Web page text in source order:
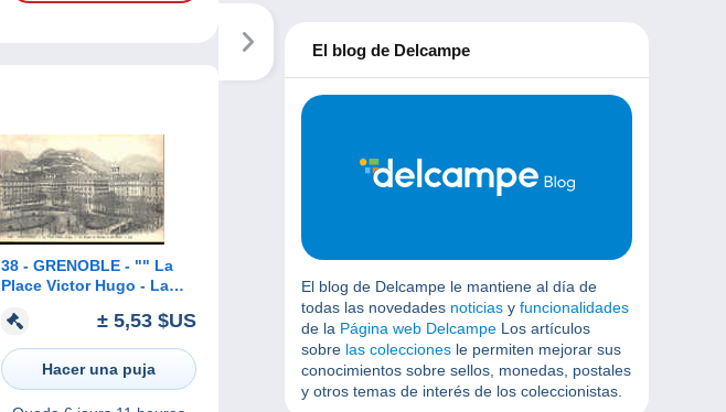
38 - GRENOBLE - "" La
Place Victor Hugo - La
Forts ""
± 5,53 $US
Hacer una puja
El blog de Delcampe
El blog de Delcampe le mantiene al día de
todas las novedades noticias y funcionalidades
de la Página web Delcampe Los artículos
sobre las colecciones le permiten mejorar sus
conocimientos sobre sellos, monedas, postales
y otros temas de interés de los coleccionistas.